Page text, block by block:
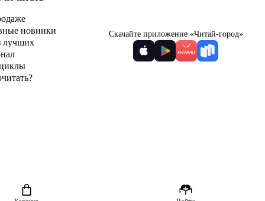
новинки
лучших
Скачайте приложение «Читай-город»